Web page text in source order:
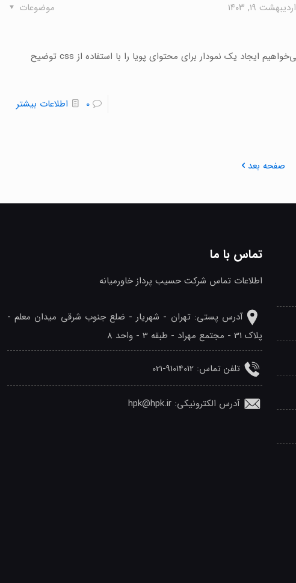
اردیبهشت ۱۹, ۱۴۰۳ موضوعات
در این قسمت از آموزش css و مقالات طراحی سایت می‌خواهیم ایجاد یک نمودار برای محتوای پویا را با استفاده از css توضیح
0 اطلاعات بیشتر
صفحه بعد
تماس با ما
اطلاعات تماس شرکت حسیب پرداز خاورمیانه
آدرس پستی: تهران - شهريار - ضلع جنوب شرقی میدان معلم -
پلاک 31 - مجتمع مهراد - طبقه 3 - واحد 8
تلفن‌ تماس: 91014012-021
آدرس الکترونیکی: hpk@hpk.ir